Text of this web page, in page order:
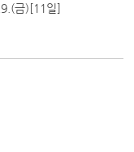
금)[11일]